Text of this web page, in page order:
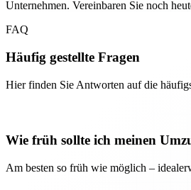
Unternehmen. Vereinbaren Sie noch
FAQ
Häufig gestellte Fragen
Hier finden Sie Antworten auf die
Wie früh sollte ich meinen
Am besten so früh wie möglich –